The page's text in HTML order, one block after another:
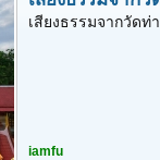
เสียงธรรมจากวัด
iamfu